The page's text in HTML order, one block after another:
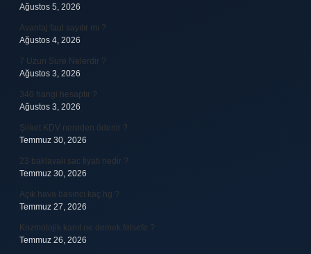
Ağustos 5, 2026
Avantaj faul sayılır mı ?
Ağustos 4, 2026
7 Uzun Sure Nelerdir ?
Ağustos 3, 2026
340 hangi hesaptır ?
Ağustos 3, 2026
Şirket KDV nereden ödenir ?
Temmuz 30, 2026
23 baklavalı sac fiyatı nedir ?
Temmuz 30, 2026
Açık hava basıncı kaç hg ?
Temmuz 27, 2026
Kozmolojik kanıt ne demek felsefe ?
Temmuz 26, 2026